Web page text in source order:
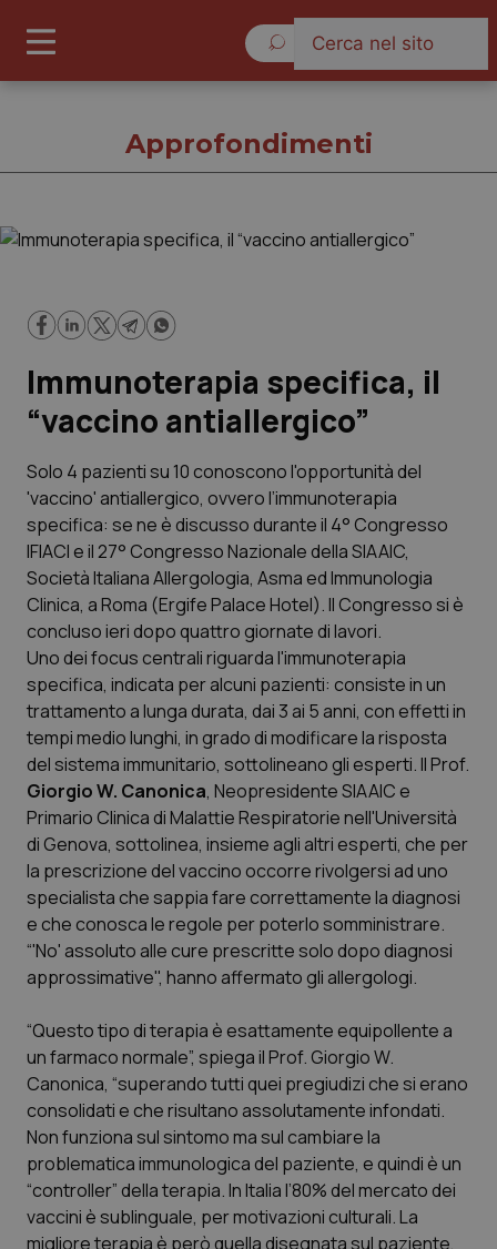
Cronache
Governo e Parlamento
Regioni e Asl
Lavoro e Professioni
Scienza e Farmaci
Studi e Analisi
Lettere al direttore
Edizioni Regionali
QS Pro
Professionisti Sanitari.AI
Abruzzo
Basilicata
Campania
Emilia-Romagna
Friuli Venezia Giulia
Lazio
QS Pro Gold
Artrite & artrosi
Car-T
Colesterolo & coronaropatie
Dermatite Atopica
Diabete & glucometri
QS Club Newsletter
Approfondimenti
Immunoterapia specifica, il
“vaccino antiallergico”
Solo 4 pazienti su 10 conoscono l'opportunità del
'vaccino' antiallergico, ovvero l’immunoterapia
specifica: se ne è discusso durante il 4° Congresso
IFIACI e il 27° Congresso Nazionale della SIAAIC,
Società Italiana Allergologia, Asma ed Immunologia
Clinica, a Roma (Ergife Palace Hotel). Il Congresso si è
concluso ieri dopo quattro giornate di lavori.
Uno dei focus centrali riguarda l'immunoterapia
specifica, indicata per alcuni pazienti: consiste in un
trattamento a lunga durata, dai 3 ai 5 anni, con effetti in
tempi medio lunghi, in grado di modificare la risposta
del sistema immunitario, sottolineano gli esperti. Il Prof.
Giorgio W. Canonica, Neopresidente SIAAIC e
Primario Clinica di Malattie Respiratorie nell'Università
di Genova, sottolinea, insieme agli altri esperti, che per
la prescrizione del vaccino occorre rivolgersi ad uno
specialista che sappia fare correttamente la diagnosi
e che conosca le regole per poterlo somministrare.
“'No' assoluto alle cure prescritte solo dopo diagnosi
approssimative", hanno affermato gli allergologi.
“Questo tipo di terapia è esattamente equipollente a
un farmaco normale”, spiega il Prof. Giorgio W.
Canonica, “superando tutti quei pregiudizi che si erano
consolidati e che risultano assolutamente infondati.
Non funziona sul sintomo ma sul cambiare la
problematica immunologica del paziente, e quindi è un
“controller” della terapia. In Italia l’80% del mercato dei
vaccini è sublinguale, per motivazioni culturali. La
migliore terapia è però quella disegnata sul paziente,